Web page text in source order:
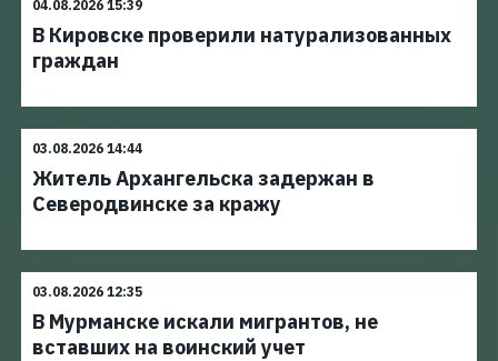
04.08.2026 15:39
В Кировске проверили натурализованных
граждан
03.08.2026 14:44
Житель Архангельска задержан в
Северодвинске за кражу
03.08.2026 12:35
В Мурманске искали мигрантов, не
вставших на воинский учет